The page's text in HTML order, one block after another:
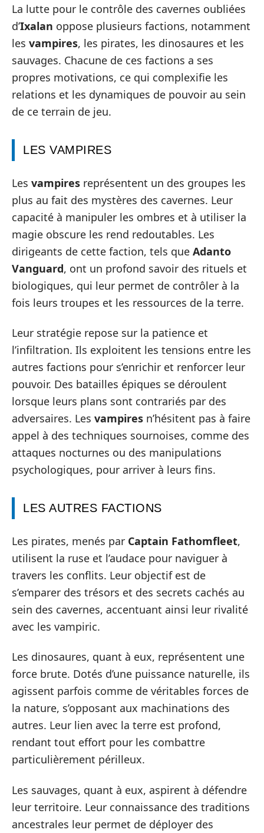
La lutte pour le contrôle des cavernes oubliées
d’Ixalan oppose plusieurs factions, notamment
les vampires, les pirates, les dinosaures et les
sauvages. Chacune de ces factions a ses
propres motivations, ce qui complexifie les
relations et les dynamiques de pouvoir au sein
de ce terrain de jeu.
LES VAMPIRES
Les vampires représentent un des groupes les
plus au fait des mystères des cavernes. Leur
capacité à manipuler les ombres et à utiliser la
magie obscure les rend redoutables. Les
dirigeants de cette faction, tels que Adanto
Vanguard, ont un profond savoir des rituels et
biologiques, qui leur permet de contrôler à la
fois leurs troupes et les ressources de la terre.
Leur stratégie repose sur la patience et
l’infiltration. Ils exploitent les tensions entre les
autres factions pour s’enrichir et renforcer leur
pouvoir. Des batailles épiques se déroulent
lorsque leurs plans sont contrariés par des
adversaires. Les vampires n’hésitent pas à faire
appel à des techniques sournoises, comme des
attaques nocturnes ou des manipulations
psychologiques, pour arriver à leurs fins.
LES AUTRES FACTIONS
Les pirates, menés par Captain Fathomfleet,
utilisent la ruse et l’audace pour naviguer à
travers les conflits. Leur objectif est de
s’emparer des trésors et des secrets cachés au
sein des cavernes, accentuant ainsi leur rivalité
avec les vampiric.
Les dinosaures, quant à eux, représentent une
force brute. Dotés d’une puissance naturelle, ils
agissent parfois comme de véritables forces de
la nature, s’opposant aux machinations des
autres. Leur lien avec la terre est profond,
rendant tout effort pour les combattre
particulièrement périlleux.
Les sauvages, quant à eux, aspirent à défendre
leur territoire. Leur connaissance des traditions
ancestrales leur permet de déployer des